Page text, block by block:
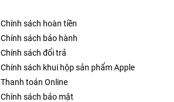
Chính sách hoàn tiền
Chính sách bảo hành
Chính sách đổi trả
Chính sách khui hộp sản phẩm Apple
Thanh toán Online
Chính sách bảo mật